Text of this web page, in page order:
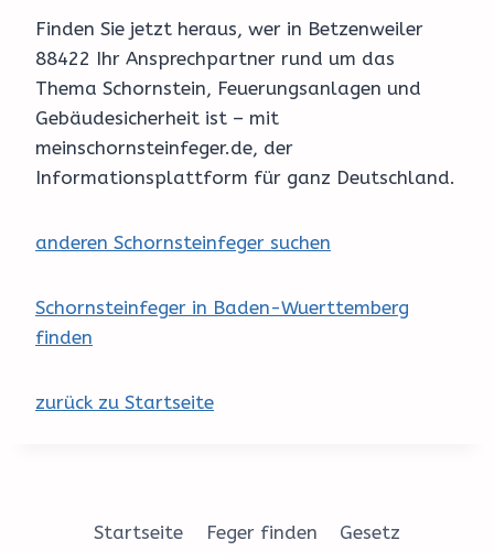
Finden Sie jetzt heraus, wer in Betzenweiler
88422 Ihr Ansprechpartner rund um das
Thema Schornstein, Feuerungsanlagen und
Gebäudesicherheit ist – mit
meinschornsteinfeger.de, der
Informationsplattform für ganz Deutschland.
anderen Schornsteinfeger suchen
Schornsteinfeger in Baden-Wuerttemberg
finden
zurück zu Startseite
Startseite Feger finden Gesetz